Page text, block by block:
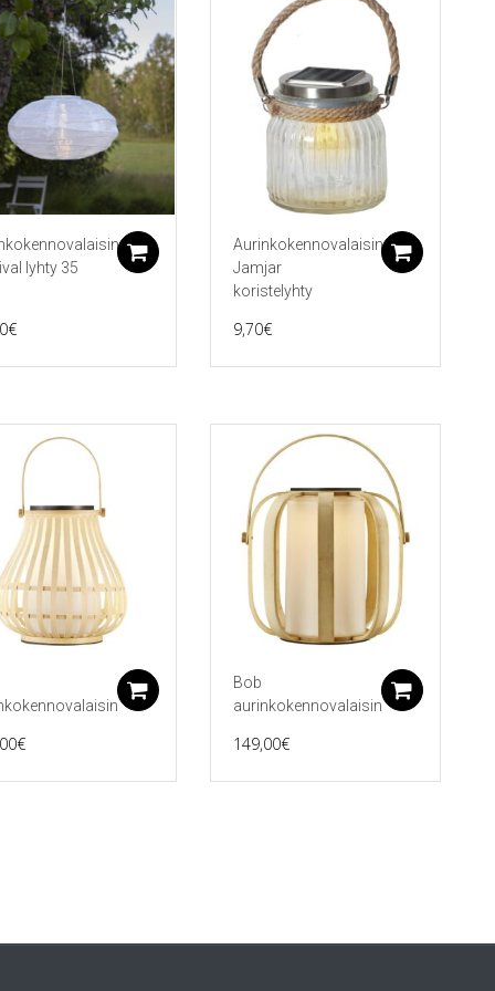
lyhty 35
€
Lisää ostoskoriin
Aurinkokennovalaisin
Jamjar
koristelyhty
9,70€
€
Lisää ostoskoriin
Bob
aurinkokennovalaisin
149,00€